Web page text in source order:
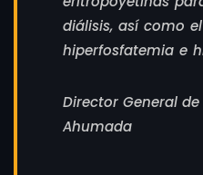
diálisis, así como
hiperfosfatemia e
Director General de
Ahumada